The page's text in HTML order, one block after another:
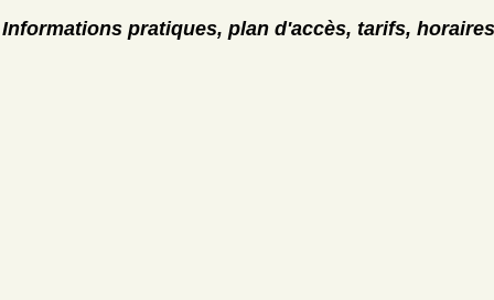
Informations pratiques, plan d'accès, tarifs, horaires